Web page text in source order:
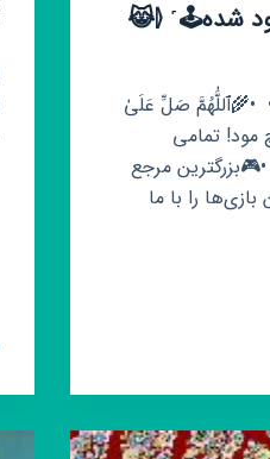
شده🕹˹ ⦉😹
‌•🌾ٱللَّٰهُمَّ صَلِّ عَلَىٰ
مود!‌ تمامی
مرجع
را با ما